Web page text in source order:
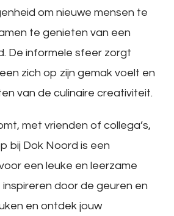
om nieuwe mensen te
te genieten van een
De informele sfeer zorgt
zich op zijn gemak voelt en
van de culinaire creativiteit.
met vrienden of collega’s,
bij Dok Noord is een
een leuke en leerzame
door de geuren en
en ontdek jouw